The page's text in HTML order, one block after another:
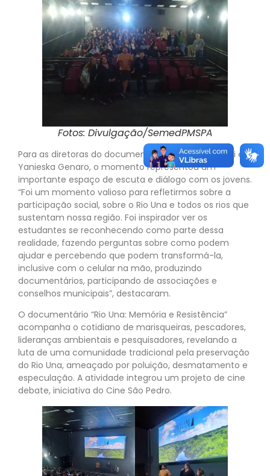
Fotos: Divulgação/SemedPMSPA
Para as diretoras do documentário, Carolina Mazieri e
Yanieska Genaro, o momento representou um
importante espaço de escuta e diálogo com os jovens.
“Foi um momento valioso para refletirmos sobre a
participação social, sobre o Rio Una e todos os rios que
sustentam nossa região. Foi inspirador ver os
estudantes se reconhecendo como parte dessa
realidade, fazendo perguntas sobre como podem
ajudar e percebendo que podem transformá-la,
inclusive com o celular na mão, produzindo
documentários, participando de associações e
conselhos municipais”, destacaram.
O documentário “Rio Una: Memória e Resistência”
acompanha o cotidiano de marisqueiras, pescadores,
lideranças ambientais e pesquisadores, revelando a
luta de uma comunidade tradicional pela preservação
do Rio Una, ameaçado por poluição, desmatamento e
especulação. A atividade integrou um projeto de cine
debate, iniciativa do Cine São Pedro.